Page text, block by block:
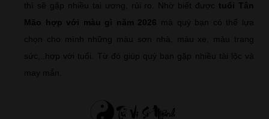
thì sẽ gặp nhiều tai ương, rủi ro. Nhờ biết được tuổi Tân
Mão hợp với màu gì năm 2026 mà quý bạn có thể lựa
chọn cho mình những màu sơn nhà, màu xe, màu trang
sức,..hợp với tuổi. Từ đó giúp quý bạn gặp nhiều tài lộc và
may mắn.